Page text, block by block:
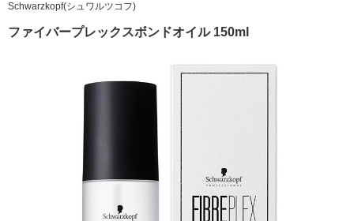
Schwarzkopf(シュワルツコフ)
ファイバープレックスボンドオイル 150ml